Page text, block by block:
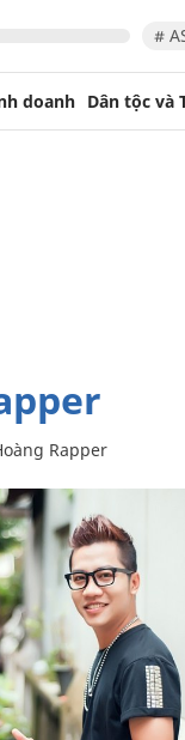
#
doanh Dân tộc và
Rapper